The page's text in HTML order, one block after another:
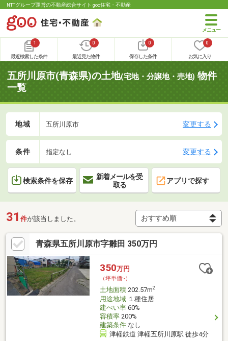
NTTグループ運営の不動産総合サイト goo住宅・不動産
1
最近検索した条件
0
最近見た物件
0
保存した条件
0
お気に入り
五所川原市(青森県)の土地(宅地・分譲地・売地) 物件
一覧
地域 五所川原市 変更する
条件 指定なし 変更する
検索条件を保存
新着メールを受
取る
アプリで探す
31 件が該当しました。
青森県五所川原市字雛田 350万円
350万円
（坪単価:-）
土地面積202.57m2
用途地域１種住居
建ぺい率60%
容積率200%
建築条件なし
津軽鉄道 津軽五所川原駅 徒歩4分